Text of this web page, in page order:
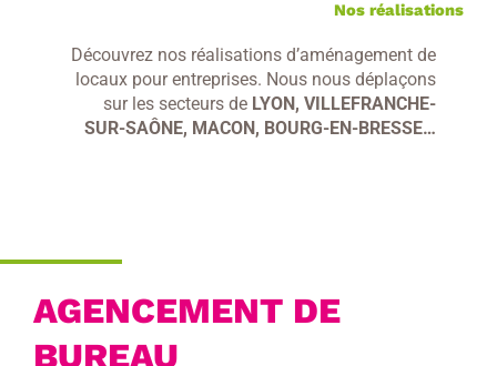
Nos réalisations
Découvrez nos réalisations d’aménagement de
locaux pour entreprises. Nous nous déplaçons
sur les secteurs de LYON, VILLEFRANCHE-
SUR-SAÔNE, MACON, BOURG-EN-BRESSE…
AGENCEMENT DE
BUREAU